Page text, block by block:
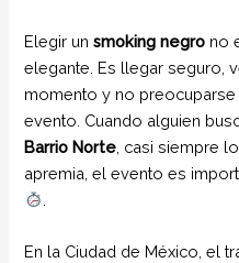
Elegir unsmoking negro no
elegante. Es llegar seguro,
momento y no
evento. Cuando alguien
Barrio Norte , casi siempre
apremia, el evento es
En la Ciudad de México, el